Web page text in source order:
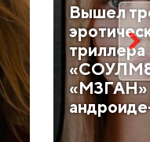
Вышел
триллера
«М3ГАН»